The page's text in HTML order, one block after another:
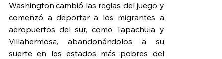
Washington cambió las reglas del juego y
comenzó a deportar a los migrantes a
aeropuertos del sur, como Tapachula y
Villahermosa, abandonándolos a su
suerte en los estados más pobres del